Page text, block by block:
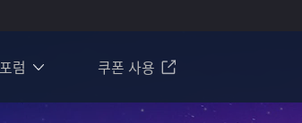
포럼 쿠폰 사용